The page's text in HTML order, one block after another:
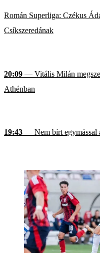
Román Superliga: Czékus
Csíkszeredának
20:09 — Vitális Milán
Athénban
19:43 — Nem bírt egymással